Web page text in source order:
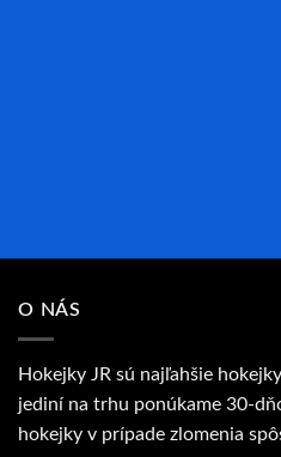
O NÁS
Hokejky JR sú najľahšie
jediní na trhu ponúkame 30-
hokejky v prípade zlomenia